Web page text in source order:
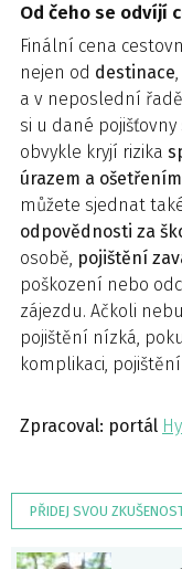
Od čeho se odvíjí
Finální cena
nejen od destinace
a v neposlední
si u dané
obvykle kryjí rizika
úrazem a ošetřením
můžete sjednat
odpovědnosti za
osobě, pojištění
poškození nebo
zájezdu. Ačkoli
pojištění nízká,
komplikaci,
Zpracoval: portál
PŘIDEJ SVOU